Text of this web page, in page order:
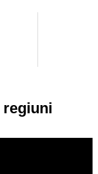
regiuni